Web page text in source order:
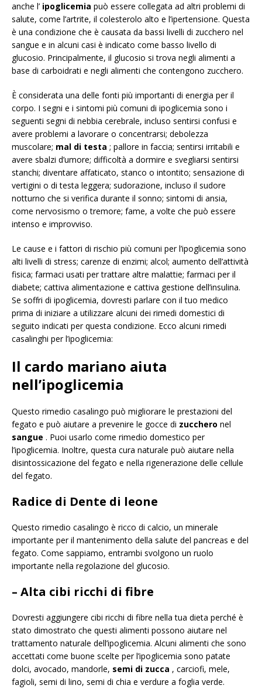
anche l’ ipoglicemia può essere collegata ad altri problemi di
salute, come l’artrite, il colesterolo alto e l’ipertensione. Questa
è una condizione che è causata da bassi livelli di zucchero nel
sangue e in alcuni casi è indicato come basso livello di
glucosio. Principalmente, il glucosio si trova negli alimenti a
base di carboidrati e negli alimenti che contengono zucchero.
È considerata una delle fonti più importanti di energia per il
corpo. I segni e i sintomi più comuni di ipoglicemia sono i
seguenti segni di nebbia cerebrale, incluso sentirsi confusi e
avere problemi a lavorare o concentrarsi; debolezza
muscolare; mal di testa ; pallore in faccia; sentirsi irritabili e
avere sbalzi d’umore; difficoltà a dormire e svegliarsi sentirsi
stanchi; diventare affaticato, stanco o intontito; sensazione di
vertigini o di testa leggera; sudorazione, incluso il sudore
notturno che si verifica durante il sonno; sintomi di ansia,
come nervosismo o tremore; fame, a volte che può essere
intenso e improvviso.
Le cause e i fattori di rischio più comuni per l’ipoglicemia sono
alti livelli di stress; carenze di enzimi; alcol; aumento dell’attività
fisica; farmaci usati per trattare altre malattie; farmaci per il
diabete; cattiva alimentazione e cattiva gestione dell’insulina.
Se soffri di ipoglicemia, dovresti parlare con il tuo medico
prima di iniziare a utilizzare alcuni dei rimedi domestici di
seguito indicati per questa condizione. Ecco alcuni rimedi
casalinghi per l’ipoglicemia:
Il cardo mariano aiuta
nell’ipoglicemia
Questo rimedio casalingo può migliorare le prestazioni del
fegato e può aiutare a prevenire le gocce di zucchero nel
sangue . Puoi usarlo come rimedio domestico per
l’ipoglicemia. Inoltre, questa cura naturale può aiutare nella
disintossicazione del fegato e nella rigenerazione delle cellule
del fegato.
Radice di Dente di leone
Questo rimedio casalingo è ricco di calcio, un minerale
importante per il mantenimento della salute del pancreas e del
fegato. Come sappiamo, entrambi svolgono un ruolo
importante nella regolazione del glucosio.
– Alta cibi ricchi di fibre
Dovresti aggiungere cibi ricchi di fibre nella tua dieta perché è
stato dimostrato che questi alimenti possono aiutare nel
trattamento naturale dell’ipoglicemia. Alcuni alimenti che sono
accettati come buone scelte per l’ipoglicemia sono patate
dolci, avocado, mandorle, semi di zucca , carciofi, mele,
fagioli, semi di lino, semi di chia e verdure a foglia verde.